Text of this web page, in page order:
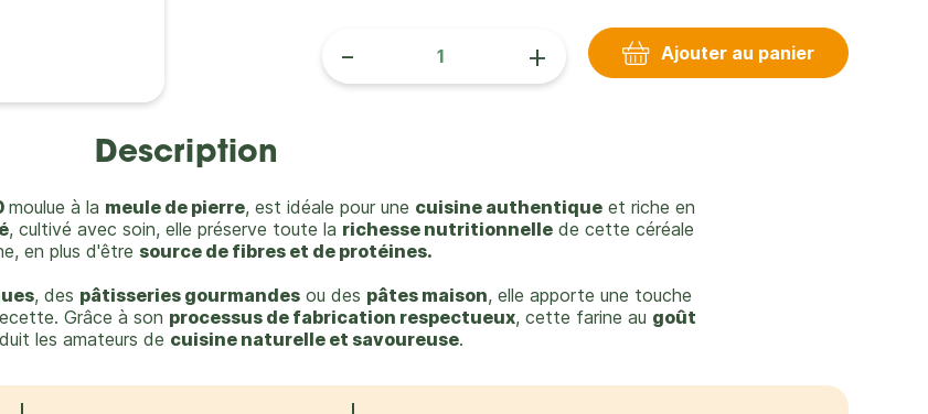
- + Ajouter au panier
Description
moulue à la meule de pierre, est idéale pour une cuisine authentiqueet riche en
, cultivé avec soin, elle préserve toute la richesse nutritionnelle de cette céréale
en plus d'être source de fibres et de protéines.
, des pâtisseries gourmandes ou des pâtes maison, elle apporte une touche
Grâce à son processus de fabrication respectueux, cette farine au goût
les amateurs de cuisine naturelle et savoureuse.